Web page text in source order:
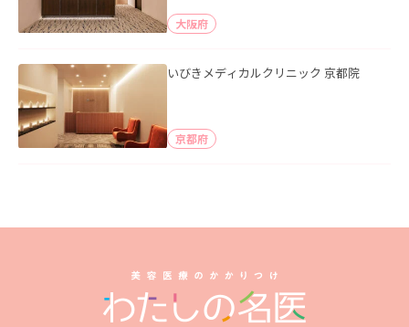
大阪府
いびきメディカルクリニック 京都院
京都府